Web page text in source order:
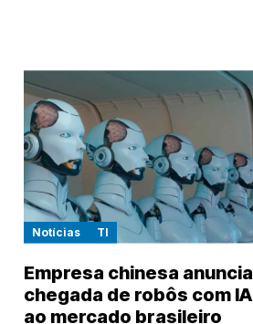
Notícias TI
Empresa chinesa anuncia
chegada de robôs com IA
ao mercado brasileiro